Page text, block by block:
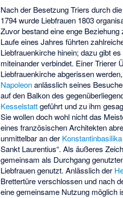
Nach der Besetzung Triers durch
1794 wurde Liebfrauen 1803
Zuvor bestand eine enge
Laufe eines Jahres führten
Liebfrauenkirche hinein; dazu gibt
miteinander verbindet. Einer Trierer
Liebfrauenkirche abgerissen
Napoleonanlässlich seines
auf den Balkon des
Kesselstattgeführt und zu ihm
Sie wollen doch wohl nicht das
eines französischen Architekten
unmittelbar an der Konstantinbasilika
Sankt Laurentius“. Als äußeres
gemeinsam als Durchgang
Liebfrauen genutzt. Anlässlich der
Brettertüre verschlossen und nach
eine gemeinsame Nutzung möglich